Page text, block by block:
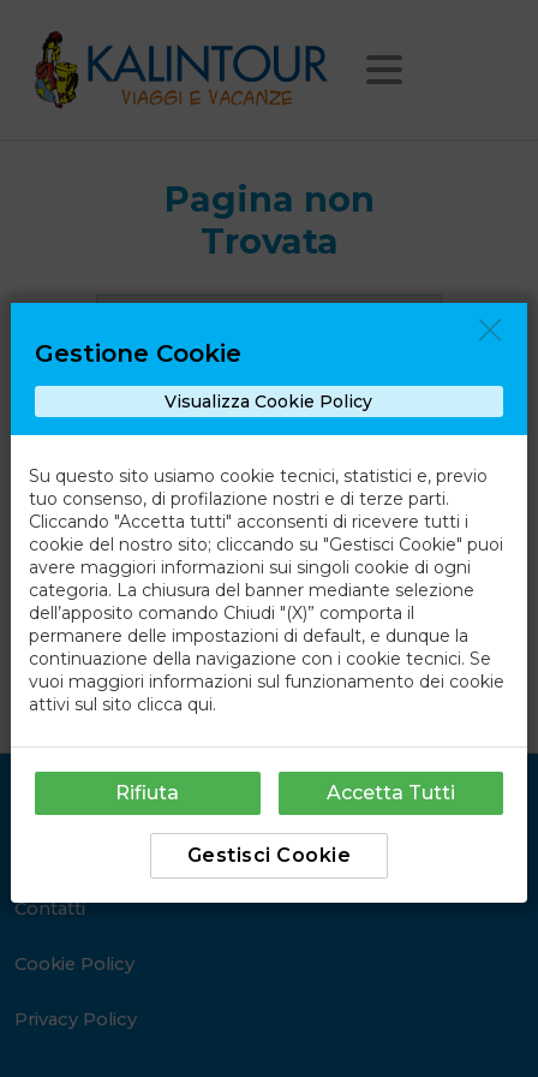
Pagina non
Trovata
cercando non esiste.
Link Utili
Contatti
Cookie Policy
Privacy Policy
Gestione Cookie
Visualizza Cookie Policy
Su questo sito usiamo cookie tecnici, statistici e, previo
tuo consenso, di profilazione nostri e di terze parti.
Cliccando "Accetta tutti" acconsenti di ricevere tutti i
cookie del nostro sito; cliccando su "Gestisci Cookie" puoi
avere maggiori informazioni sui singoli cookie di ogni
categoria. La chiusura del banner mediante selezione
dell’apposito comando Chiudi "(X)” comporta il
permanere delle impostazioni di default, e dunque la
continuazione della navigazione con i cookie tecnici. Se
vuoi maggiori informazioni sul funzionamento dei cookie
attivi sul sito clicca qui.
Gestisci Cookie
Rifiuta Accetta Tutti